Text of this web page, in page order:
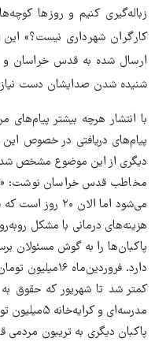
زباله‌گیری کنیم و روزها
کارگران شهرداری نیست؟»
ارسال شده به قدس خراسان و
شنیده شدن صدایشان دست نیاز
با انتشار هرچه بیشتر
پیام‌های دریافتی در خصوص
دیگری از این موضوع مشخص
مخاطب قدس خراسان نوشت:
می‌شود اما الان
هزینه‌های درمانی با مشکل
پاکبان‌ها را به گوش مسئولان
دارد.
مدرسه‌ای و کرایه‌خانه ۵میلیون تومانی باید چکار کنیم؟»
پاکبان دیگری به تریبون